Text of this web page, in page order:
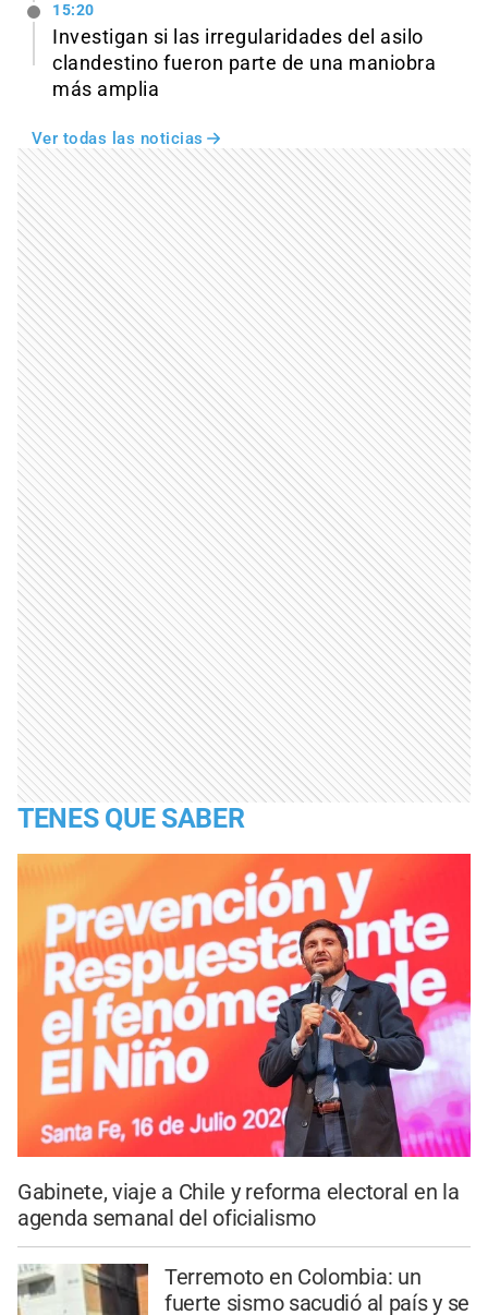
15:20
Investigan si las irregularidades del asilo
clandestino fueron parte de una maniobra
más amplia
Ver todas las noticias
TENES QUE SABER
Gabinete, viaje a Chile y reforma electoral en la
agenda semanal del oficialismo
Terremoto en Colombia: un
fuerte sismo sacudió al país y se